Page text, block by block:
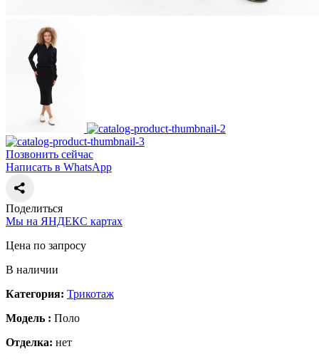
Позвонить сейчас
Написать в WhatsApp
Поделиться
Мы на ЯНДЕКС картах
Цена по запросу
В наличии
Категория: Трикотаж
Модель : Поло
Отделка: нет